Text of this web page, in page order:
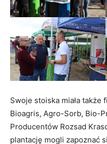
Swoje stoiska miała także
Bioagris, Agro-Sorb, Bio-
Producentów Rozsad
plantację mogli zapoznać